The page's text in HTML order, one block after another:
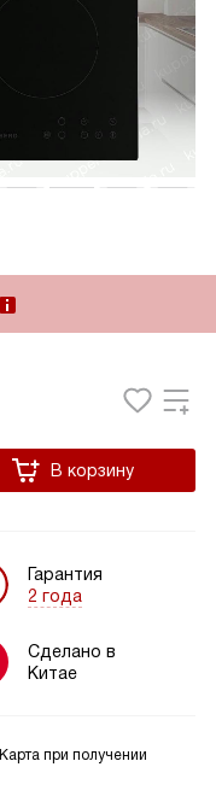
В корзину
Гарантия
2 года
Сделано в
Китае
Карта при получении